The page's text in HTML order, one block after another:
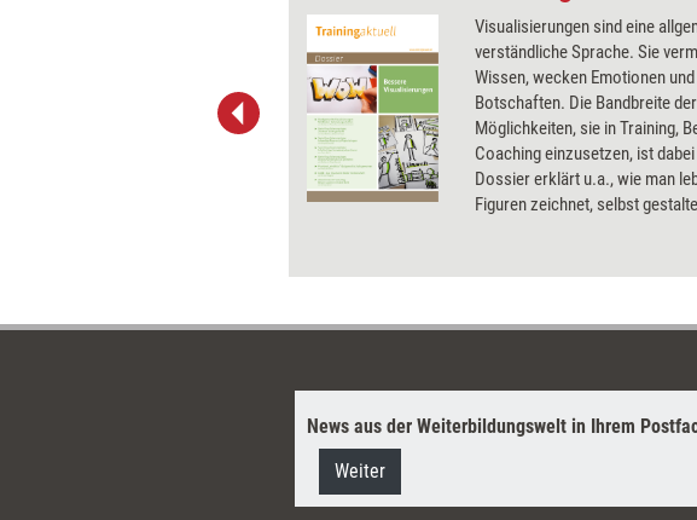
Visualisierungen sind eine
verständliche Sprache. Sie
Wissen, wecken Emotionen
Botschaften. Die Bandbreite der
Möglichkeiten, sie in Training,
Coaching einzusetzen, ist
Dossier erklärt u.a., wie man
Figuren zeichnet, selbst
verbessert.
News aus der Weiterbildungswelt in Ihrem
Weiter